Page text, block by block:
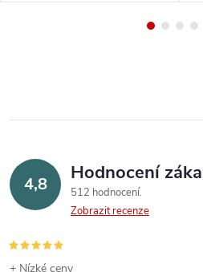
4,8 Hodnocení
512 hodnocení
Zobrazit recenze
+ Nízké ceny